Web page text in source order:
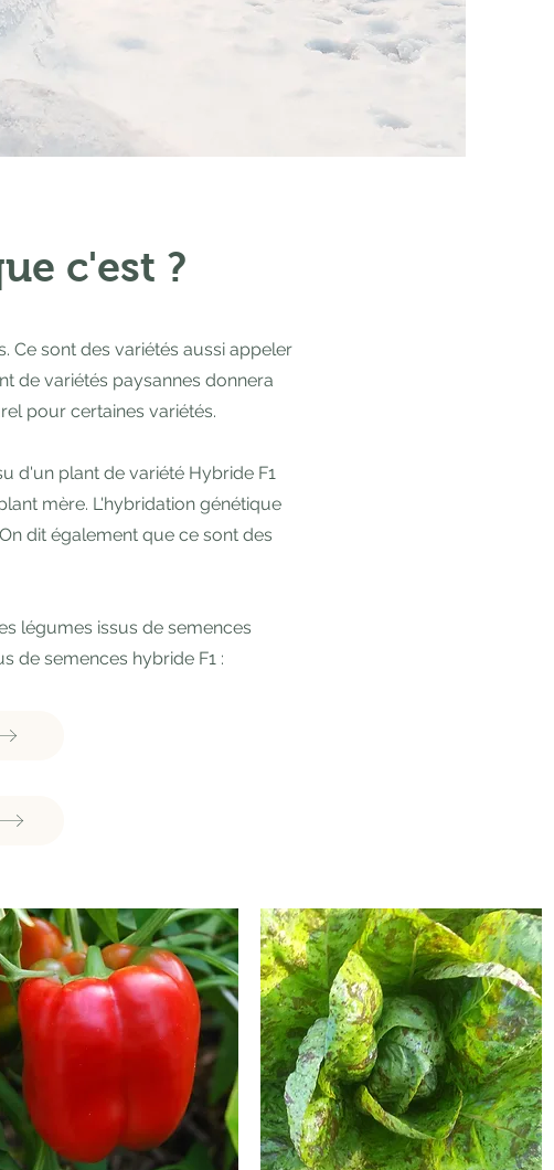
c'est ?
Ce sont des variétés aussi appeler
de variétés paysannes donnera
pour certaines variétés.
d'un plant de variété Hybride F1
mère. L'hybridation génétique
dit également que ce sont des
légumes issus de semences
de semences hybride F1 :